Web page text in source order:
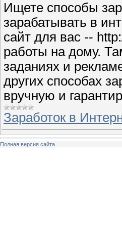
Ищете способы
зарабатывать в
сайт для вас --
работы на дому.
заданиях и
других способах
вручную и
Заработок в
Полная версия сайта